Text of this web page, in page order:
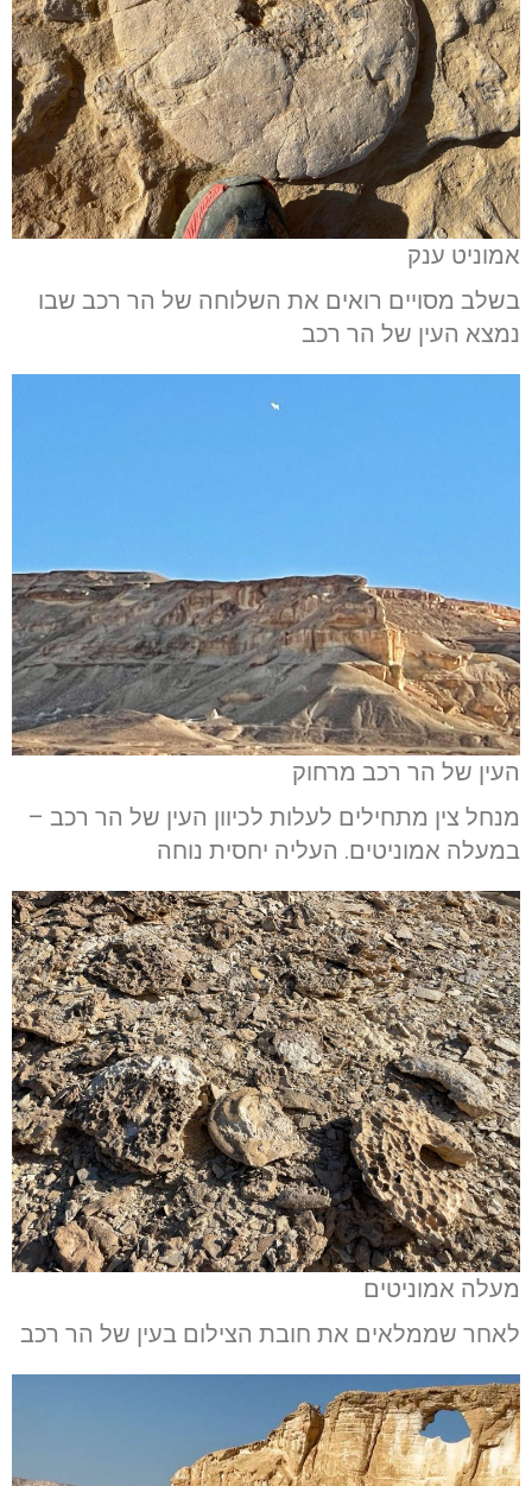
אמוניט ענק
בשלב מסויים רואים את השלוחה של הר רכב שבו
נמצא העין של הר רכב
העין של הר רכב מרחוק
מנחל צין מתחילים לעלות לכיוון העין של הר רכב –
במעלה אמוניטים. העליה יחסית נוחה
מעלה אמוניטים
לאחר שממלאים את חובת הצילום בעין של הר רכב